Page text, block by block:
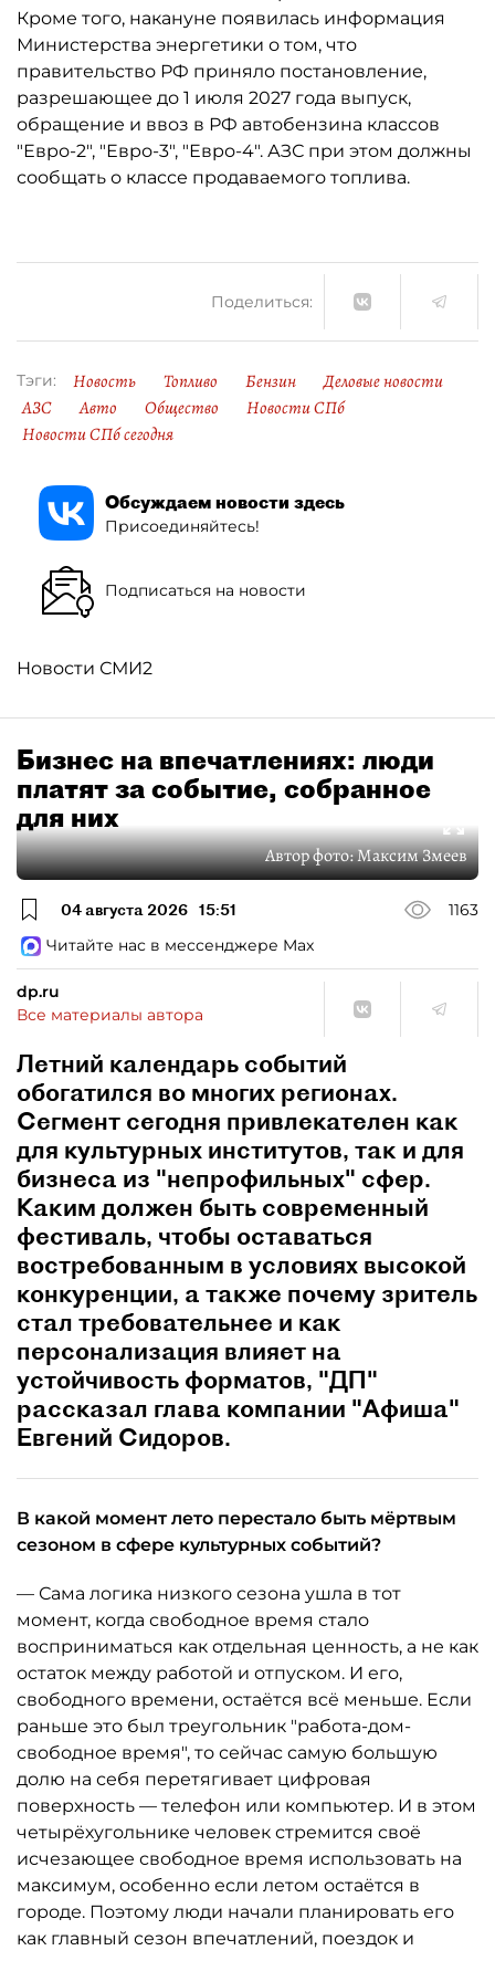
Кроме того, накануне появилась информация
Министерства энергетики о том, что
правительство РФ приняло постановление,
разрешающее до 1 июля 2027 года выпуск,
обращение и ввоз в РФ автобензина классов
"Евро-2", "Евро-3", "Евро-4". АЗС при этом должны
сообщать о классе продаваемого топлива.
Поделиться:
Тэги: Новость Топливо Бензин
Деловые новости
АЗС
Авто Общество
Новости СПб
Новости СПб сегодня
Обсуждаем новости здесь
Присоединяйтесь!
Подписаться на новости
Новости СМИ2
Бизнес на впечатлениях: люди
платят за событие, собранное
для них
Автор фото:Максим Змеев
04 августа 2026 15:51
1163
Читайте нас в мессенджере Max
dp.ru
Все материалы автора
Летний календарь событий
обогатился во многих регионах.
Сегмент сегодня привлекателен как
для культурных институтов, так и для
бизнеса из "непрофильных" сфер.
Каким должен быть современный
фестиваль, чтобы оставаться
востребованным в условиях высокой
конкуренции, а также почему зритель
стал требовательнее и как
персонализация влияет на
устойчивость форматов, "ДП"
рассказал глава компании "Афиша"
Евгений Сидоров.
В какой момент лето перестало быть мёртвым
сезоном в сфере культурных событий?
— Сама логика низкого сезона ушла в тот
момент, когда свободное время стало
восприниматься как отдельная ценность, а не как
остаток между работой и отпуском. И его,
свободного времени, остаётся всё меньше. Если
раньше это был треугольник "работа-дом-
свободное время", то сейчас самую большую
долю на себя перетягивает цифровая
поверхность — телефон или компьютер. И в этом
четырёхугольнике человек стремится своё
исчезающее свободное время использовать на
максимум, особенно если летом остаётся в
городе. Поэтому люди начали планировать его
как главный сезон впечатлений, поездок и